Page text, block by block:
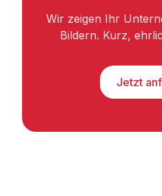
Wir zeigen Ihr
Bildern. Kurz,
Jetzt